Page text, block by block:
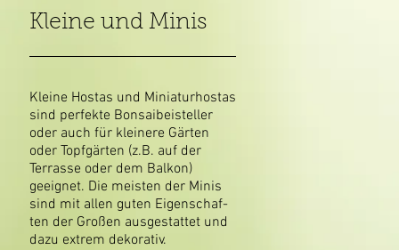
Kleine und Minis
Kleine Hostas und Miniaturhostas
sind perfekte Bonsaibeisteller
oder auch für kleinere Gärten
oder Topfgärten (z.B. auf der
Terrasse oder dem Balkon)
geeignet. Die meisten der Minis
sind mit allen guten Eigenschaf-
ten der Großen ausgestattet und
dazu extrem dekorativ.